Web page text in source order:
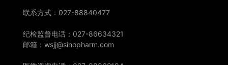
联系方式：027-88840477
纪检监督电话：027-86634321
邮箱：wsjj@sinopharm.com